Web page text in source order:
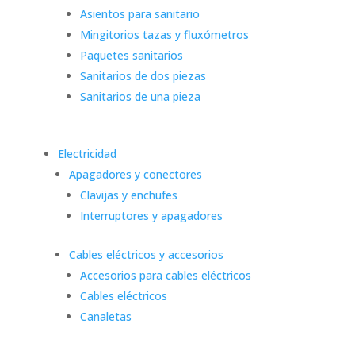
Asientos para sanitario
Mingitorios tazas y fluxómetros
Paquetes sanitarios
Sanitarios de dos piezas
Sanitarios de una pieza
Electricidad
Apagadores y conectores
Clavijas y enchufes
Interruptores y apagadores
Cables eléctricos y accesorios
Accesorios para cables eléctricos
Cables eléctricos
Canaletas